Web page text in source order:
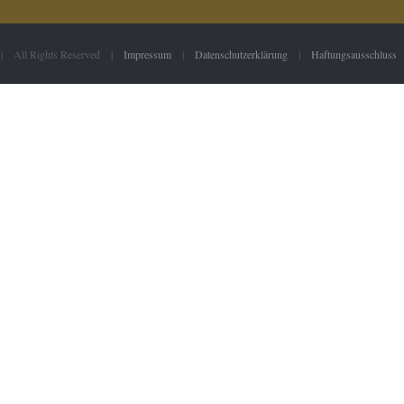
| All Rights Reserved | Impressum | Datenschutzerklärung | Haftungsausschluss